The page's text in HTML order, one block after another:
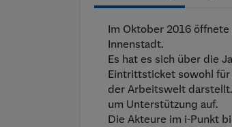
Im Oktober 2016
Innenstadt.
Es hat es sich über die
Eintrittsticket sowohl für
der Arbeitswelt
um Unterstützung auf.
Die Akteure im i-Punkt